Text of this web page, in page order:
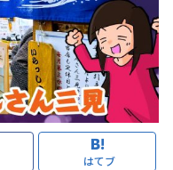
はてブ